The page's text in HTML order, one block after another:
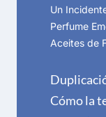
Un
Perfume
Aceites de
Cómo la